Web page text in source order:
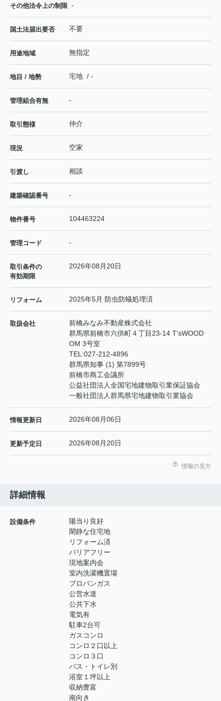
その他法令上の制限 -
国土法届出要否 不要
用途地域 無指定
地目 / 地勢 宅地 / -
管理組合有無 -
取引態様 仲介
現況 空家
引渡し 相談
建築確認番号 -
物件番号 104463224
管理コード -
取引条件の
有効期限
2026年08月20日
リフォーム 2025年5月 防虫防蟻処理済
取扱会社
前橋みなみ不動産株式会社
群馬県前橋市六供町４丁目23‐14 T'sWOOD
OM 3号室
TEL:027-212-4896
群馬県知事 (1) 第7899号
前橋市商工会議所
公益社団法人全国宅地建物取引業保証協会
一般社団法人群馬県宅地建物取引業協会
情報更新日 2026年08月06日
更新予定日 2026年08月20日
情報の見方
詳細情報
設備条件
陽当り良好
閑静な住宅地
リフォーム済
バリアフリー
現地案内会
室内洗濯機置場
プロパンガス
公営水道
公共下水
電気有
駐車2台可
ガスコンロ
コンロ２口以上
コンロ３口
バス・トイレ別
浴室１坪以上
収納豊富
南向き